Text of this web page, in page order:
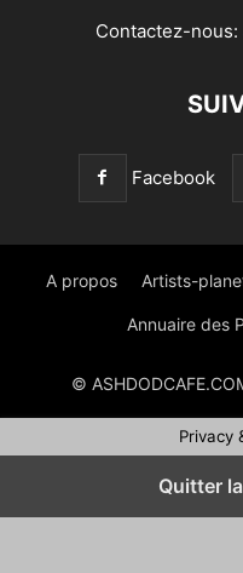
Contactez-nous:
Facebook
A propos Artists-
Annuaire des
©
Privacy
Quitter